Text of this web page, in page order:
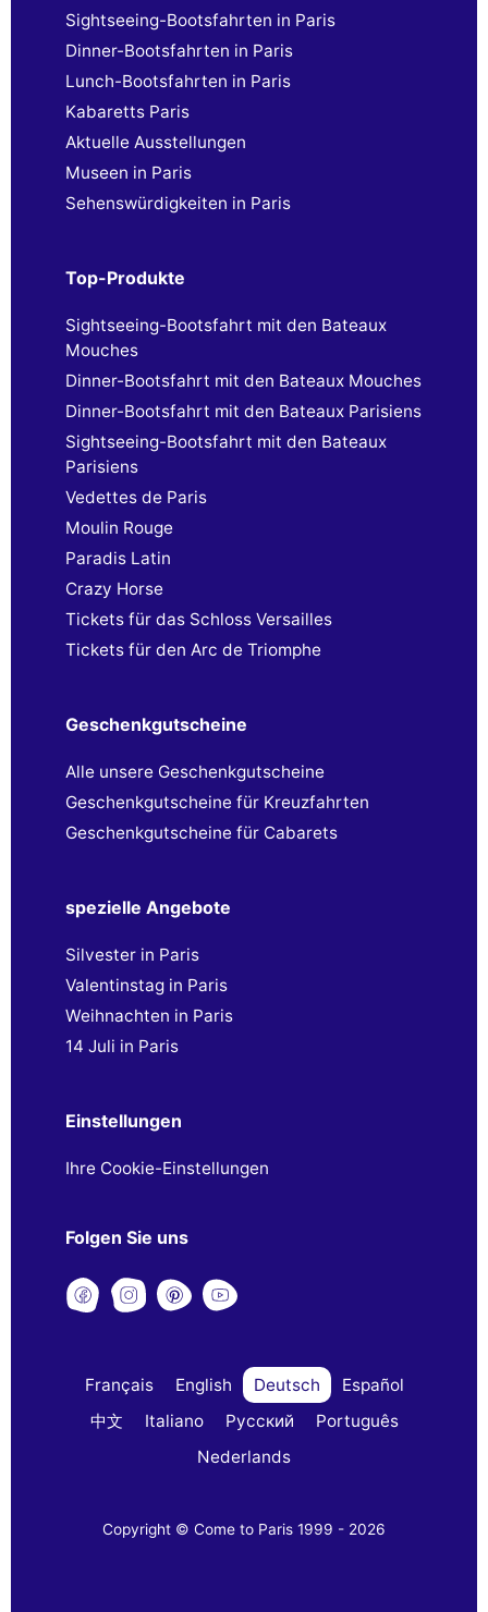
Sightseeing-Bootsfahrten in Paris
Dinner-Bootsfahrten in Paris
Lunch-Bootsfahrten in Paris
Kabaretts Paris
Aktuelle Ausstellungen
Museen in Paris
Sehenswürdigkeiten in Paris
Top-Produkte
Sightseeing-Bootsfahrt mit den Bateaux
Mouches
Dinner-Bootsfahrt mit den Bateaux Mouches
Dinner-Bootsfahrt mit den Bateaux Parisiens
Sightseeing-Bootsfahrt mit den Bateaux
Parisiens
Vedettes de Paris
Moulin Rouge
Paradis Latin
Crazy Horse
Tickets für das Schloss Versailles
Tickets für den Arc de Triomphe
Geschenkgutscheine
Alle unsere Geschenkgutscheine
Geschenkgutscheine für Kreuzfahrten
Geschenkgutscheine für Cabarets
spezielle Angebote
Silvester in Paris
Valentinstag in Paris
Weihnachten in Paris
14 Juli in Paris
Einstellungen
Ihre Cookie-Einstellungen
Folgen Sie uns
Français English Deutsch
Español
中文
Italiano Русский
Português
Nederlands
Copyright © Come to Paris 1999 - 2026